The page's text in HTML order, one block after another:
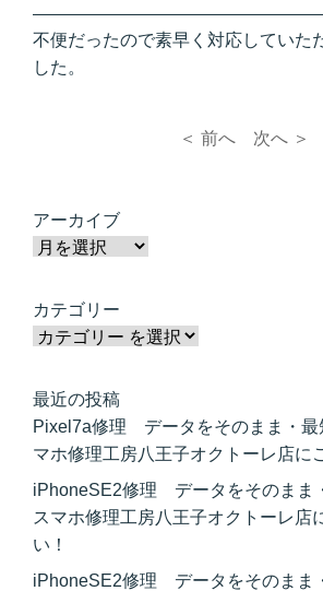
不便だったので素早く対応していた
した。
＜ 前へ 次へ ＞
アーカイブ
カテゴリー
最近の投稿
Pixel7a修理 データをそのまま・最
マホ修理工房八王子オクトーレ店に
iPhoneSE2修理 データをそのまま
スマホ修理工房八王子オクトーレ店
い！
iPhoneSE2修理 データをそのまま